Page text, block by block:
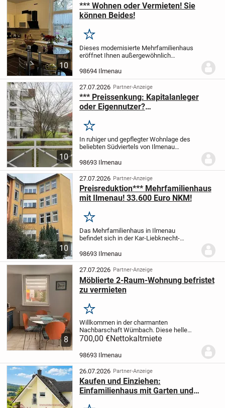
10
*** Wohnen oder Vermieten! Sie
können Beides!
Merken
Dieses modernisierte Mehrfamilienhaus
eröffnet Ihnen außergewöhnlich
Entwicklungsmöglichkeiten - ideal für
Kapitalanleger, Eigennutzer mit
zusätzlichem Einkommen oder...
98694 Ilmenau
10
27.07.2026 Partner-Anzeige
*** Preissenkung: Kapitalanleger
oder Eigennutzer?
Merken
In ruhiger und gepflegter Wohnlage des
beliebten Südviertels von Ilmenau
Eigentumswohnung im Erdgeschoss
eines Mehrfamilienhauses. Die Wohnung
überzeugt durch...
98693 Ilmenau
10
27.07.2026 Partner-Anzeige
Preisreduktion*** Mehrfamilienhaus
mit Ilmenau! 33.600 Euro NKM!
Merken
Das Mehrfamilienhaus in Ilmenau
befindet sich in der Kar-Liebknecht-
Wohnungen. Das Haus wurde saniert und
ist vollständig vermietet. Es ist voll
unterkellert und...
98693 Ilmenau
8
27.07.2026 Partner-Anzeige
Möblierte 2-Raum-Wohnung befristet
zu vermieten
Merken
Willkommen in der charmanten
Nachbarschaft Wümbach. Diese helle
und gut geschnittene 2-Zimmer-Wohnung
im ersten Stock des Gebäudes bietet auf
73 Quadratmetern alles, was Sie für ein
komfortables Leben...
700,00 €Nettokaltmiete
98693 Ilmenau
26.07.2026 Partner-Anzeige
Kaufen und Einziehen:
Einfamilienhaus mit Garten und